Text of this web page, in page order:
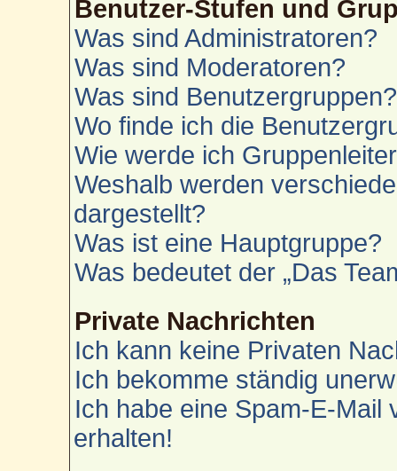
Benutzer-Stufen und
Was sind Administratoren?
Was sind Moderatoren?
Was sind Benutzergruppen?
Wo finde ich die
Wie werde ich
Weshalb werden
dargestellt?
Was ist eine Hauptgruppe?
Was bedeutet der „Das
Private Nachrichten
Ich kann keine Privaten
Ich bekomme ständig
Ich habe eine Spam-E-Mail
erhalten!